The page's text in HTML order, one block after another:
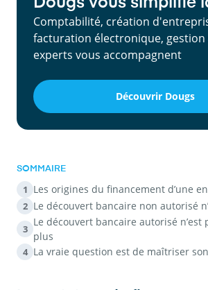
Comptabilité, création
facturation électronique, gestion
experts vous accompagnent
Découvrir Dougs
SOMMAIRE
1 Les origines du financement d’une
2 Le découvert bancaire non autorisé
3
Le découvert bancaire autorisé n’est
plus
4 La vraie question est de maîtriser